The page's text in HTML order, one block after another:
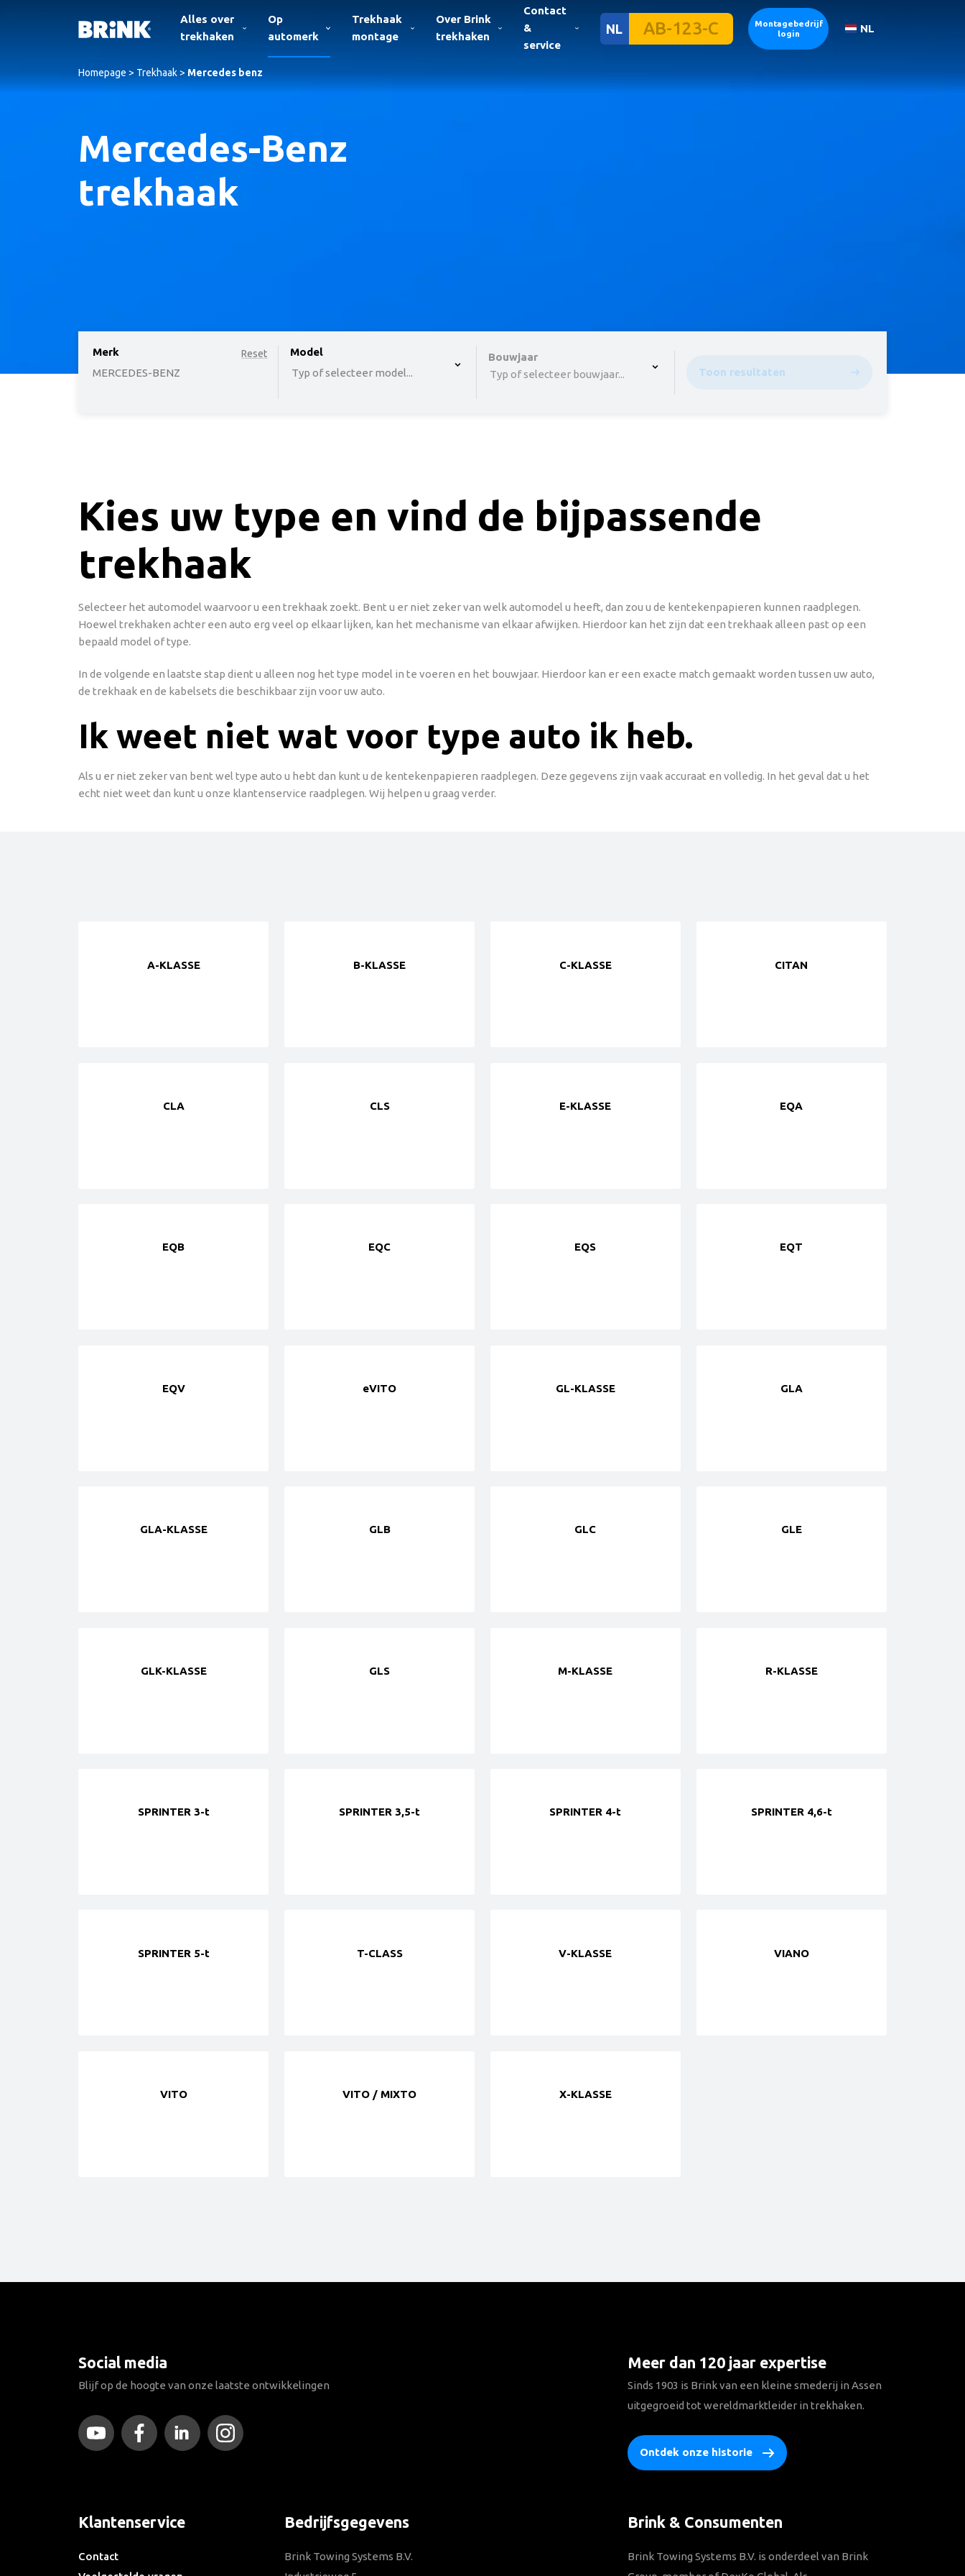
Alles over
trekhaken
Op
automerk
Trekhaak
montage
Over Brink
trekhaken
Contact
&
service
NL
Montagebedrijf
login
NL
Homepage > Trekhaak > Mercedes benz
Mercedes-Benz
trekhaak
Reset
Merk
MERCEDES-BENZ
option , selected. Select is focused ,type to refine list, press Down to open the menu,
Model
Typ of selecteer model...
Bouwjaar
Typ of selecteer bouwjaar...
Toon resultaten
Kies uw type en vind de bijpassende
trekhaak
Selecteer het automodel waarvoor u een trekhaak zoekt. Bent u er niet zeker van welk automodel u heeft, dan zou u de kentekenpapieren kunnen raadplegen.
Hoewel trekhaken achter een auto erg veel op elkaar lijken, kan het mechanisme van elkaar afwijken. Hierdoor kan het zijn dat een trekhaak alleen past op een
bepaald model of type.
In de volgende en laatste stap dient u alleen nog het type model in te voeren en het bouwjaar. Hierdoor kan er een exacte match gemaakt worden tussen uw auto,
de trekhaak en de kabelsets die beschikbaar zijn voor uw auto.
Ik weet niet wat voor type auto ik heb.
Als u er niet zeker van bent wel type auto u hebt dan kunt u de kentekenpapieren raadplegen. Deze gegevens zijn vaak accuraat en volledig. In het geval dat u het
echt niet weet dan kunt u onze klantenservice raadplegen. Wij helpen u graag verder.
A-KLASSE B-KLASSE C-KLASSE CITAN
CLA CLS E-KLASSE EQA
EQB EQC EQS EQT
EQV eVITO GL-KLASSE GLA
GLA-KLASSE GLB GLC GLE
GLK-KLASSE GLS M-KLASSE R-KLASSE
SPRINTER 3-t SPRINTER 3,5-t SPRINTER 4-t SPRINTER 4,6-t
SPRINTER 5-t T-CLASS V-KLASSE VIANO
VITO VITO / MIXTO X-KLASSE
Social media
Blijf op de hoogte van onze laatste ontwikkelingen
Meer dan 120 jaar expertise
Sinds 1903 is Brink van een kleine smederij in Assen
uitgegroeid tot wereldmarktleider in trekhaken.
Ontdek onze historie
Klantenservice
Contact
Bedrijfsgegevens
Brink Towing Systems B.V.
Brink & Consumenten
Brink Towing Systems B.V. is onderdeel van Brink